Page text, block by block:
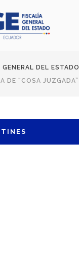
GENERAL DEL ESTADO
DE “COSA JUZGADA”